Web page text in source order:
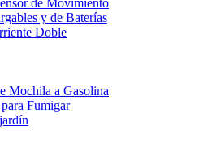
de Movimiento
y de Baterías
Doble
Mochila a Gasolina
Fumigar